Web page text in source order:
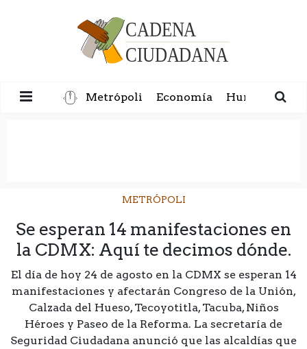
Metrópoli Economía Humanidad
METRÓPOLI
Se esperan 14 manifestaciones en
la CDMX: Aquí te decimos dónde.
El día de hoy 24 de agosto en la CDMX se esperan 14
manifestaciones y afectarán Congreso de la Unión,
Calzada del Hueso, Tecoyotitla, Tacuba, Niños
Héroes y Paseo de la Reforma. La secretaría de
Seguridad Ciudadana anunció que las alcaldías que